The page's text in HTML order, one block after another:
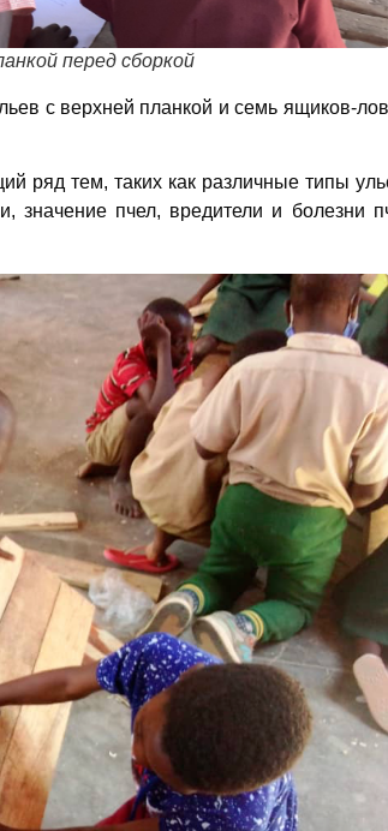
перед сборкой
с верхней планкой и семь ящиков-
ряд тем, таких как различные типы
значение пчел, вредители и болезни